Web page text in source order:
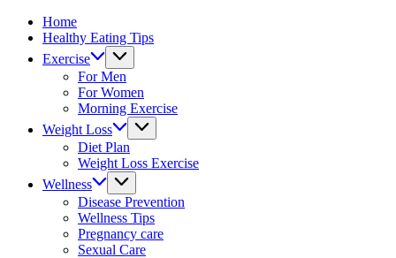
Home
Healthy Eating Tips
Exercise
For Men
For Women
Morning Exercise
Weight Loss
Diet Plan
Weight Loss Exercise
Wellness
Disease Prevention
Wellness Tips
Pregnancy care
Sexual Care